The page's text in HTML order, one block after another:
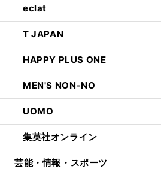
eclat
T JAPAN
HAPPY PLUS ONE
MEN'S NON-NO
UOMO
集英社オンライン
芸能・情報・スポーツ